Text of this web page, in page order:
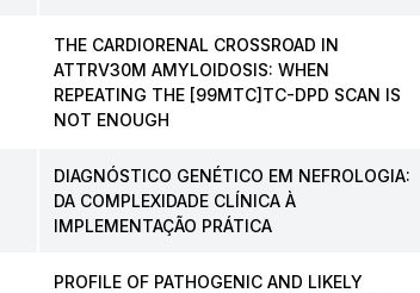
THE CARDIORENAL CROSSROAD IN
ATTRV30M AMYLOIDOSIS: WHEN
REPEATING THE [99MTC]TC-DPD SCAN IS
NOT ENOUGH
DIAGNÓSTICO GENÉTICO EM NEFROLOGIA:
DA COMPLEXIDADE CLÍNICA À
IMPLEMENTAÇÃO PRÁTICA
PROFILE OF PATHOGENIC AND LIKELY